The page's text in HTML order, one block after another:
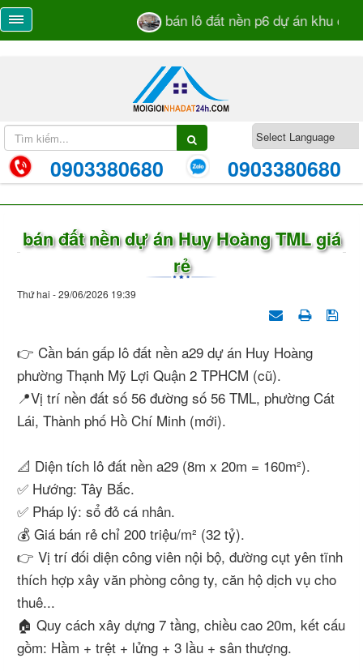
bán lô đất nền p6 dự án khu dân
0903380680 0903380680
bán đất nền dự án Huy Hoàng TML giá
rẻ
Thứ hai - 29/06/2026 19:39
👉 Cần bán gấp lô đất nền a29 dự án Huy Hoàng
phường Thạnh Mỹ Lợi Quận 2 TPHCM (cũ).
📍Vị trí nền đất số 56 đường số 56 TML, phường Cát
Lái, Thành phố Hồ Chí Minh (mới).
📐 Diện tích lô đất nền a29 (8m x 20m = 160m²).
✅ Hướng: Tây Bắc.
✅ Pháp lý: sổ đỏ cá nhân.
💰 Giá bán rẻ chỉ 200 triệu/m² (32 tỷ).
👉 Vị trí đối diện công viên nội bộ, đường cụt yên tĩnh
thích hợp xây văn phòng công ty, căn hộ dịch vụ cho
thuê...
🏠 Quy cách xây dựng 7 tầng, chiều cao 20m, kết cấu
gồm: Hầm + trệt + lửng + 3 lầu + sân thượng.